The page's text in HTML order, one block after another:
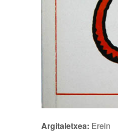
Argitaletxea: Erein